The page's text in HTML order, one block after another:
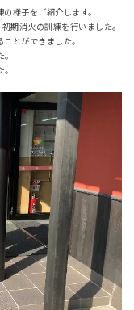
様子をご紹介します。
期消火の訓練を行いました。
とができました。